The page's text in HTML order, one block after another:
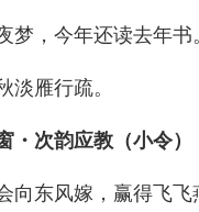
梦，今年还读去年书
淡雁行疏。
・次韵应教（小令）
向东风嫁，赢得飞飞